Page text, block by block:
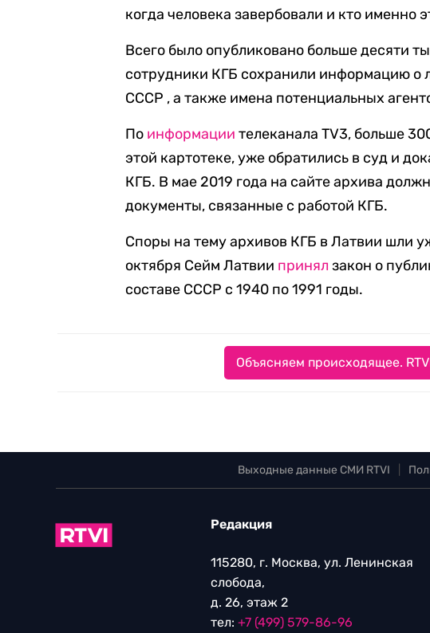
когда человека завербовали и кто именно
Всего было опубликовано больше десяти
сотрудники КГБ сохранили информацию о
СССР , а также имена потенциальных
По информации телеканала TV3, больше
этой картотеке, уже обратились в суд и
КГБ. В мае 2019 года на сайте архива
документы, связанные с работой КГБ.
Споры на тему архивов КГБ в Латвии шли
октября Сейм Латвии принял закон о
составе СССР с 1940 по 1991 годы.
Объясняем происходящее.
Выходные данные СМИ RTVI
Редакция
115280, г. Москва, ул. Ленинская
слобода,
д. 26, этаж 2
тел: +7 (499) 579-86-96